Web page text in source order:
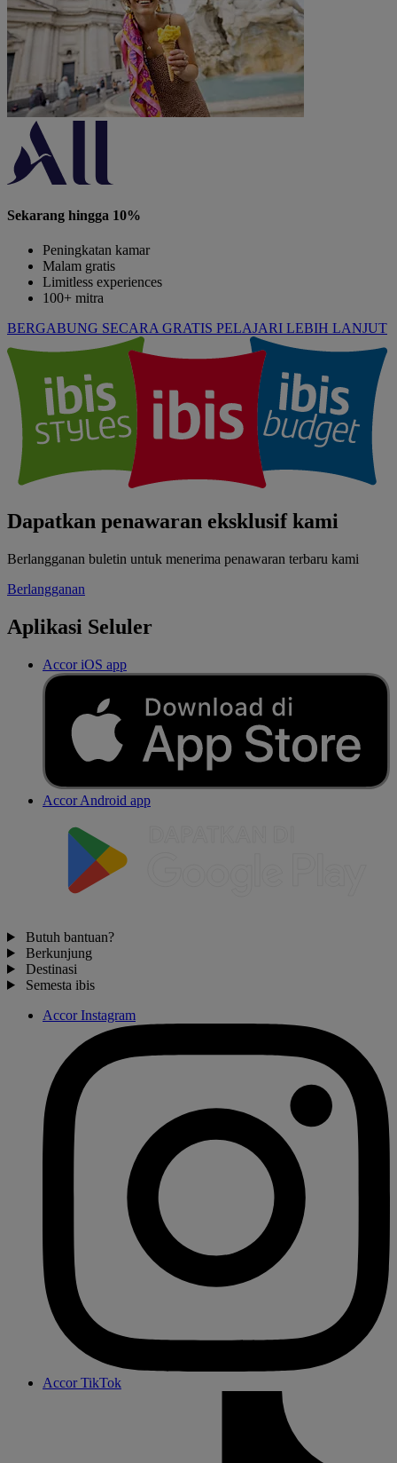
Sekarang hingga 10%
Peningkatan kamar
Malam gratis
Limitless experiences
100+ mitra
BERGABUNG SECARA GRATIS PELAJARI LEBIH LANJUT
Dapatkan penawaran eksklusif kami
Berlangganan buletin untuk menerima penawaran terbaru kami
Berlangganan
Aplikasi Seluler
Accor iOS app
Accor Android app
Butuh bantuan?
Berkunjung
Destinasi
Semesta ibis
Accor Instagram
Accor TikTok